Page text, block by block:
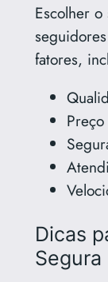
Escolher
fatores,
Dicas
Segura